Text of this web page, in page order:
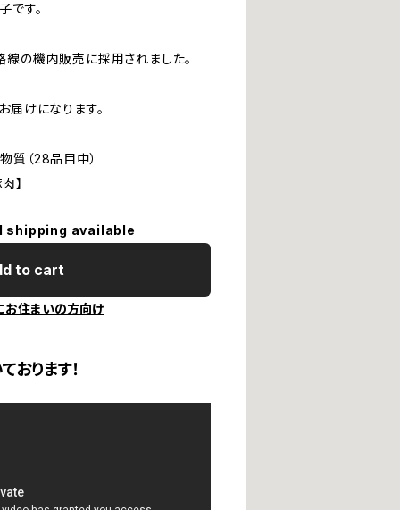
です。
の機内販売に採用されました。
届けになります。
質（28品目中）
】
shipping available
to cart
お住まいの方向け
おります！